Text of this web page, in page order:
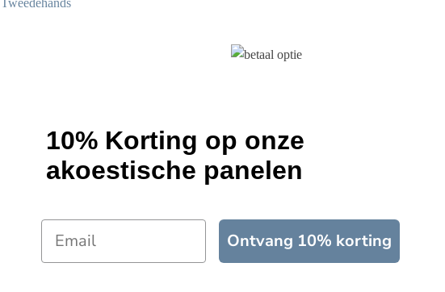
Tweedehands
10% Korting op onze
akoestische panelen
Ontvang 10% korting